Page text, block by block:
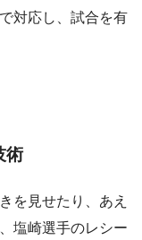
対応し、試合を有
術
を見せたり、あえ
塩崎選手のレシー